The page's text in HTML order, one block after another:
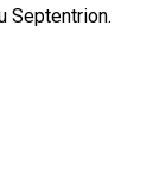
Septentrion.